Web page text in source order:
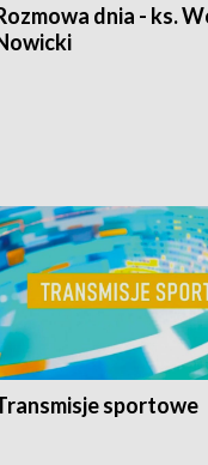
dnia - ks.
sportowe